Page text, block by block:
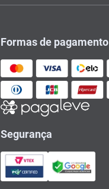
Formas de pagamento
Segurança